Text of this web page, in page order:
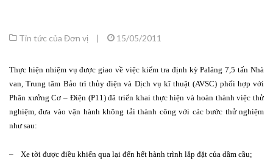
Tin tức của Đơn vị | 15/05/2011
Thực hiện nhiệm vụ được giao về việc kiểm tra định kỳ Palăng 7,5 tấn Nhà
van, Trung tâm Bảo trì thủy điện và Dịch vụ kĩ thuật (AVSC) phối hợp với
Phân xưởng Cơ – Điện (P11) đã triển khai thực hiện và hoàn thành việc thử
nghiệm, đưa vào vận hành không tải thành công với các bước thử nghiệm
như sau:
– Xe tời được điều khiển qua lại đến hết hành trình lắp đặt của dầm cầu;